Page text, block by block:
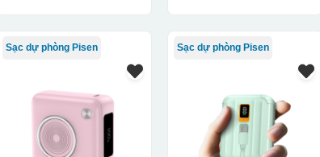
Sạc dự phòng Pisen Sạc dự phòng Pisen